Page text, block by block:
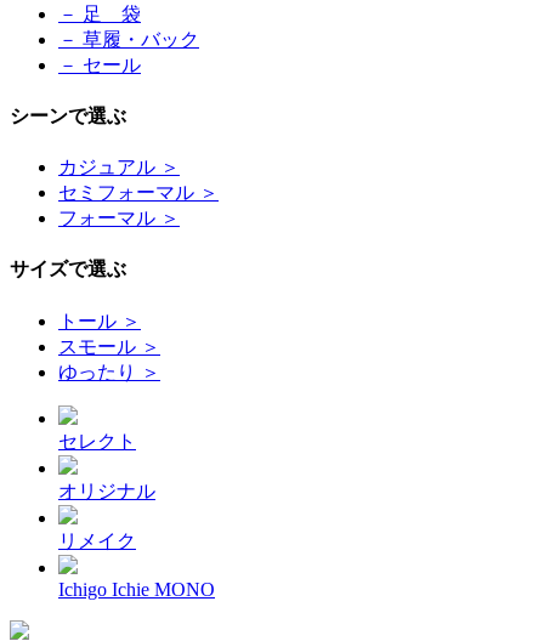
－ 足 袋
－ 草履・バック
－ セール
シーンで選ぶ
カジュアル ＞
セミフォーマル ＞
フォーマル ＞
サイズで選ぶ
トール ＞
スモール ＞
ゆったり ＞
セレクト
オリジナル
リメイク
Ichigo Ichie MONO